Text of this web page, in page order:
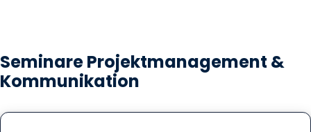
Seminare Projektmanagement &
Kommunikation